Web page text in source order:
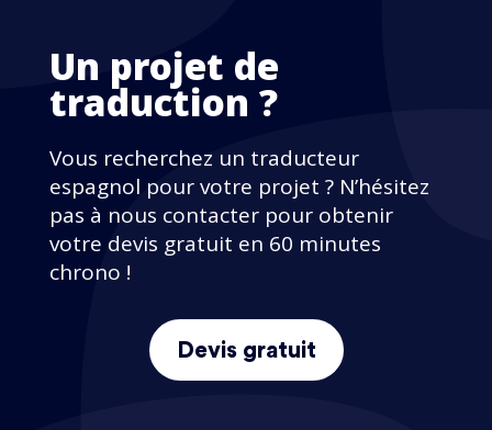
Un projet de
traduction ?
Vous recherchez un traducteur
espagnol pour votre projet ? N’hésitez
pas à nous contacter pour obtenir
votre devis gratuit en 60 minutes
chrono !
Devis gratuit